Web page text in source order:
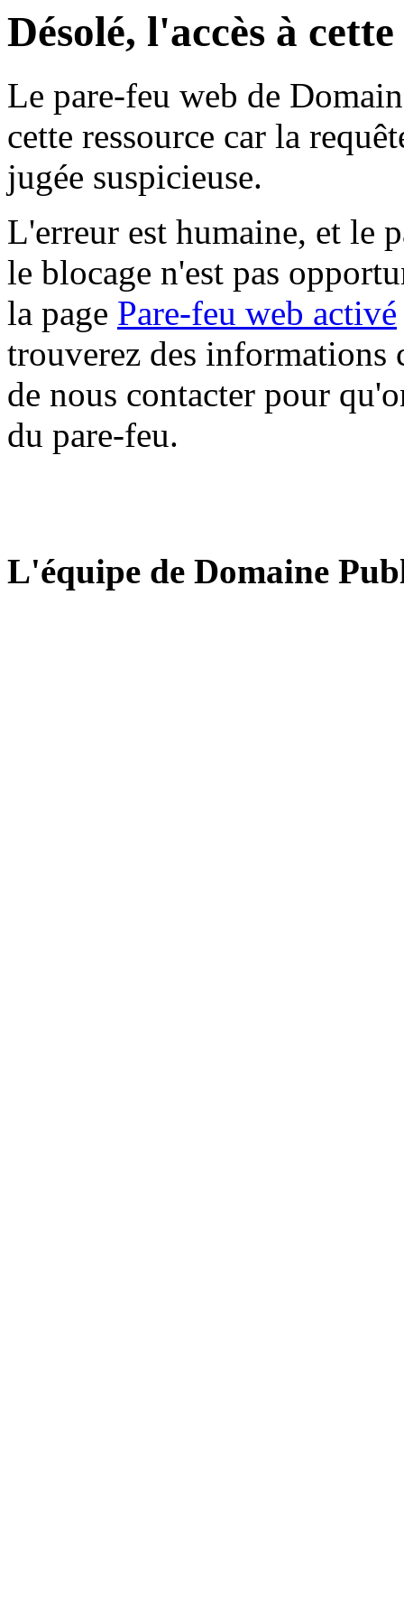
Désolé, l'accès à
Le pare-feu web de
cette ressource car la
jugée suspicieuse.
L'erreur est humaine, et le
le blocage n'est pas
la page Pare-feu web activé
trouverez des informations
de nous contacter pour
du pare-feu.
L'équipe de Domaine